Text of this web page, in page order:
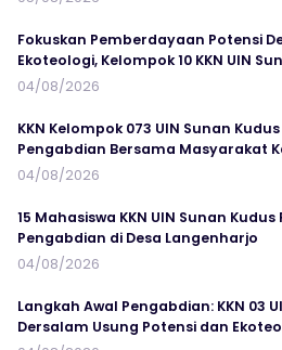
Fokuskan Pemberdayaan Potensi
Ekoteologi, Kelompok 10 KKN UIN
04/08/2026
KKN Kelompok 073 UIN Sunan
Pengabdian Bersama Masyarakat
04/08/2026
15 Mahasiswa KKN UIN Sunan
Pengabdian di Desa Langenharjo
04/08/2026
Langkah Awal Pengabdian: KKN 03
Dersalam Usung Potensi dan